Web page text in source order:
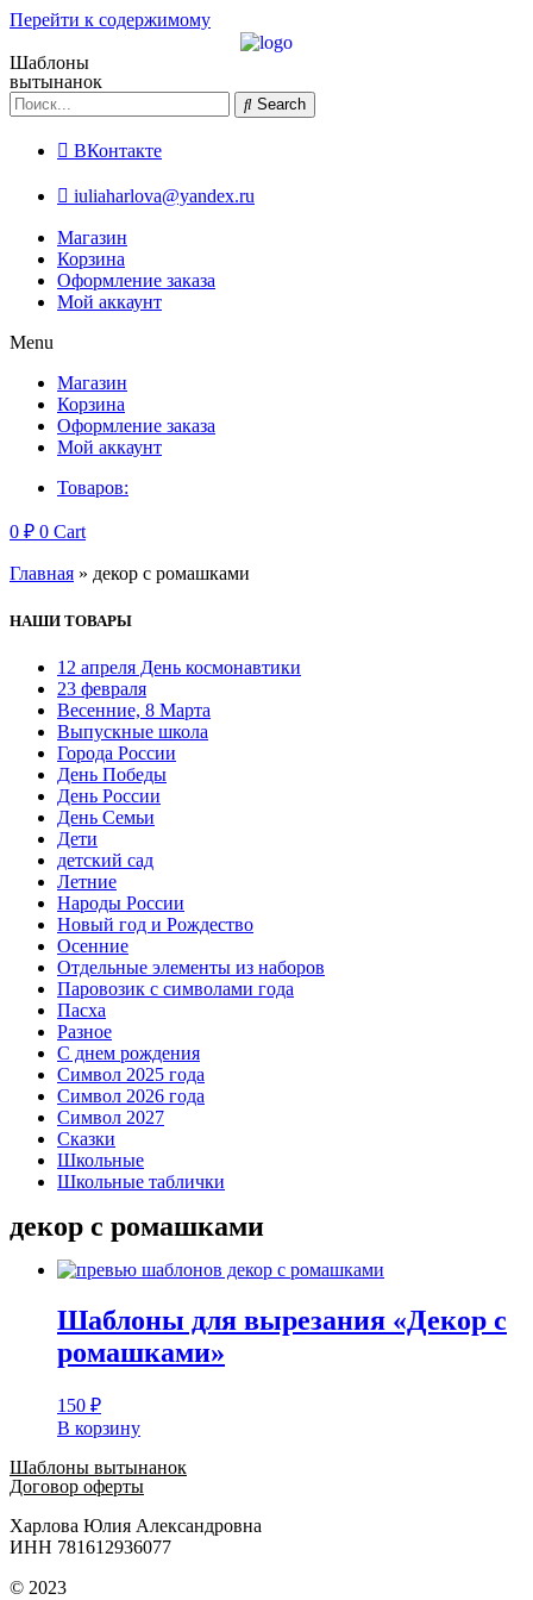
Перейти к содержимому
Шаблоны
вытынанок
Search
ВКонтакте
iuliaharlova@yandex.ru
Магазин
Корзина
Оформление заказа
Мой аккаунт
Menu
Магазин
Корзина
Оформление заказа
Мой аккаунт
Товаров:
0 ₽ 0 Cart
Главная » декор с ромашками
НАШИ ТОВАРЫ
12 апреля День космонавтики
23 февраля
Весенние, 8 Марта
Выпускные школа
Города России
День Победы
День России
День Семьи
Дети
детский сад
Летние
Народы России
Новый год и Рождество
Осенние
Отдельные элементы из наборов
Паровозик с символами года
Пасха
Разное
С днем рождения
Символ 2025 года
Символ 2026 года
Символ 2027
Сказки
Школьные
Школьные таблички
декор с ромашками
Шаблоны для вырезания «Декор с
ромашками»
150 ₽
В корзину
Шаблоны вытынанок
Договор оферты
Харлова Юлия Александровна
ИНН 781612936077
© 2023